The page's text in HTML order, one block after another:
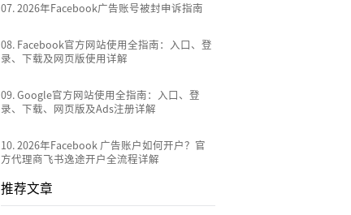
07.2026年Facebook广告账号被封申诉指南
08. Facebook官方网站使用全指南：入口、登
录、下载及网页版使用详解
09.Google官方网站使用全指南：入口、登
录、下载、网页版及Ads注册详解
10.2026年Facebook 广告账户如何开户？官
方代理商飞书逸途开户全流程详解
推荐文章